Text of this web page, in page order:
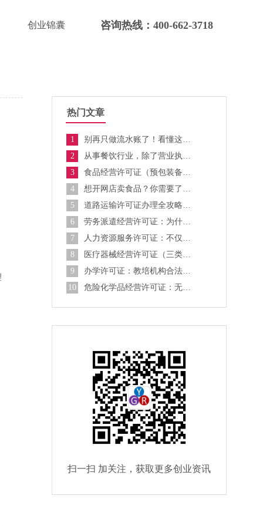
创业锦囊 咨询热线：400-662-3718
热门文章
1
别再只做流水账了！看懂这三大报表能帮你多赚20%
2
从事餐饮行业，除了营业执照，这三证缺一不可
3
食品经营许可证（预包装备案）最新政策：改备案后简单了吗？
4
想开网店卖食品？你需要了解食品经营许可证的特殊要求
5
道路运输许可证办理全攻略：物流公司必备
6
劳务派遣经营许可证：为什么准入门槛这么高？
7
人力资源服务许可证：不仅限于猎头公司
8
医疗器械经营许可证（三类）：高风险产品的监管严在哪？
9
办学许可证：教培机构合法化的必经之路
10
危险化学品经营许可证：无储存经营如何办理？
扫一扫 加关注，获取更多创业资讯